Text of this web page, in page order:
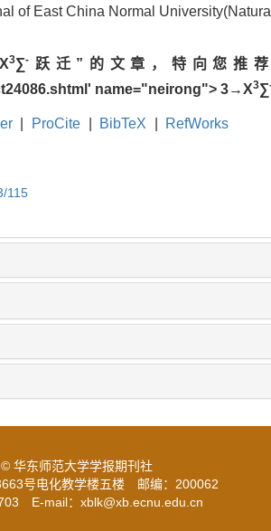
of East China Normal
3∑- 跃迁”的文章，特向您推
name="neirong"> 3→X3∑
ProCite BibTeX RefWorks
115
华东师范大学学报期刊社
号电化教学楼五楼 邮编：200062
E-mail：xblk@xb.ecnu.edu.cn